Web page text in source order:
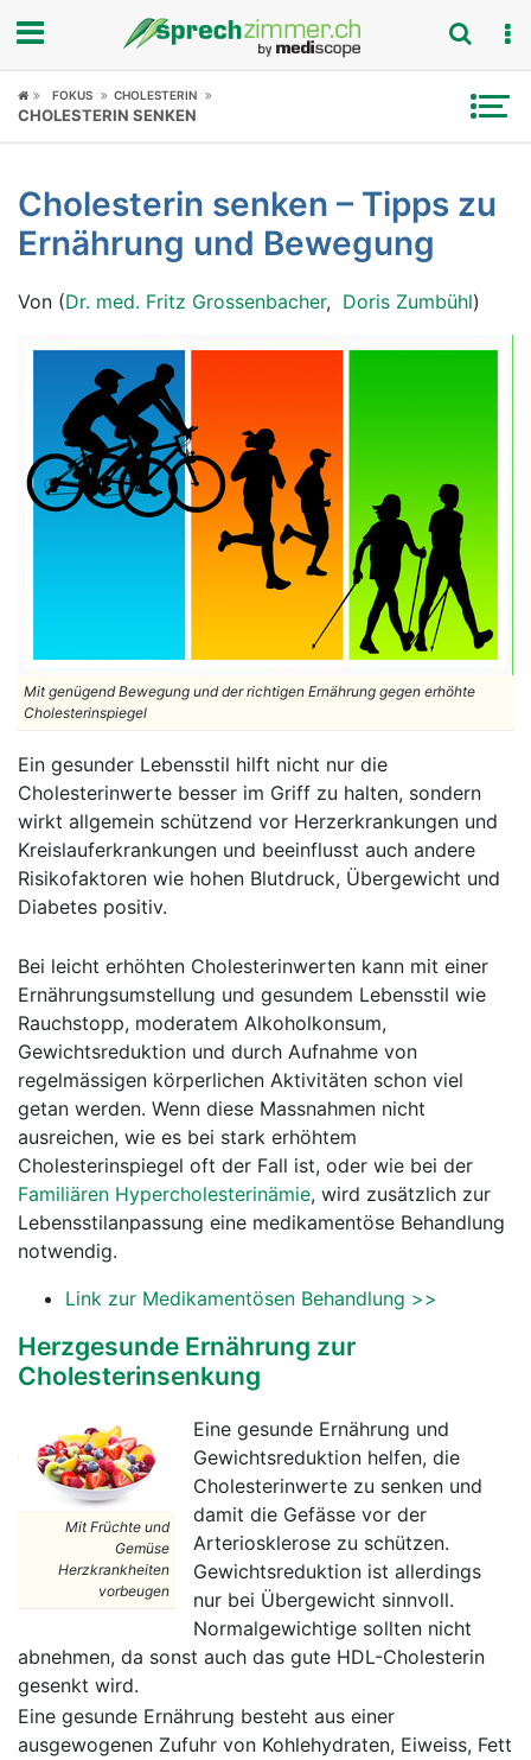
Fokus
Symptome
Untersuchungen
Ratgeber
Rubriken
FOKUS CHOLESTERIN
CHOLESTERIN SENKEN
Cholesterin senken – Tipps zu
Ernährung und Bewegung
Von (Dr. med. Fritz Grossenbacher, Doris Zumbühl)
Mit genügend Bewegung und der richtigen Ernährung gegen erhöhte
Cholesterinspiegel
Ein gesunder Lebensstil hilft nicht nur die
Cholesterinwerte besser im Griff zu halten, sondern
wirkt allgemein schützend vor Herzerkrankungen und
Kreislauferkrankungen und beeinflusst auch andere
Risikofaktoren wie hohen Blutdruck, Übergewicht und
Diabetes positiv.
Bei leicht erhöhten Cholesterinwerten kann mit einer
Ernährungsumstellung und gesundem Lebensstil wie
Rauchstopp, moderatem Alkoholkonsum,
Gewichtsreduktion und durch Aufnahme von
regelmässigen körperlichen Aktivitäten schon viel
getan werden. Wenn diese Massnahmen nicht
ausreichen, wie es bei stark erhöhtem
Cholesterinspiegel oft der Fall ist, oder wie bei der
Familiären Hypercholesterinämie, wird zusätzlich zur
Lebensstilanpassung eine medikamentöse Behandlung
notwendig.
Link zur Medikamentösen Behandlung >>
Herzgesunde Ernährung zur
Cholesterinsenkung
Mit Früchte und
Gemüse
Herzkrankheiten
vorbeugen
Eine gesunde Ernährung und
Gewichtsreduktion helfen, die
Cholesterinwerte zu senken und
damit die Gefässe vor der
Arteriosklerose zu schützen.
Gewichtsreduktion ist allerdings
nur bei Übergewicht sinnvoll.
Normalgewichtige sollten nicht
abnehmen, da sonst auch das gute HDL-Cholesterin
gesenkt wird.
Eine gesunde Ernährung besteht aus einer
ausgewogenen Zufuhr von Kohlehydraten, Eiweiss, Fett